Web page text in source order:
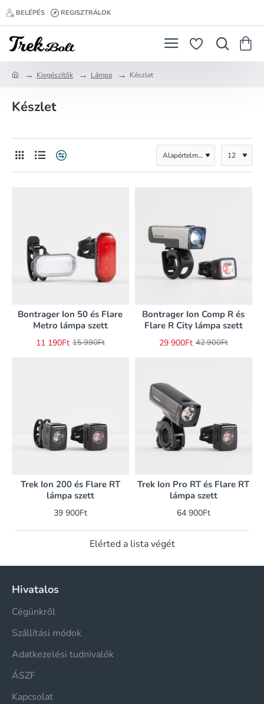
BELÉPÉS REGISZTRÁLOK
m
Kiegészítők Lámpa Készlet
Készlet
-30%
Bontrager Ion 50 és Flare
Metro lámpa szett
11 190Ft 15 990Ft
-30%
Bontrager Ion Comp R és
Flare R City lámpa szett
29 900Ft 42 900Ft
Trek Ion 200 és Flare RT
lámpa szett
39 900Ft
Trek Ion Pro RT és Flare RT
lámpa szett
64 900Ft
Elérted a lista végét
Hivatalos
Cégünkről
Szállítási módok
Adatkezelési tudnivalók
ÁSZF
Kapcsolat